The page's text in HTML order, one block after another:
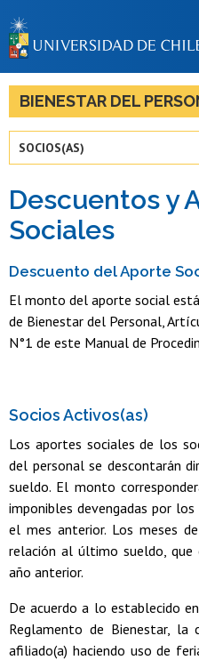
LA
BIENESTAR DEL
SOCIOS(AS)
Descuentos y
Sociales
Descuento del Aporte
El monto del aporte social
de Bienestar del Personal,
N°1 de este Manual de
Socios Activos(as)
Los aportes sociales de los
del personal se descontarán
sueldo. El monto
imponibles devengadas por
el mes anterior. Los meses
relación al último sueldo, que
año anterior.
De acuerdo a lo establecido
Reglamento de Bienestar, la
afiliado(a) haciendo uso de